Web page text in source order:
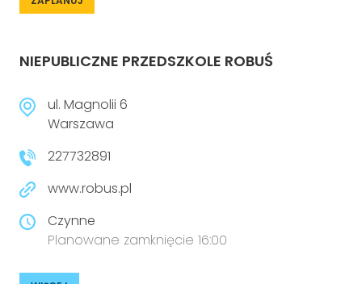
NIEPUBLICZNE PRZEDSZKOLE ROBUŚ
ul. Magnolii 6
Warszawa
227732891
www.robus.pl
Czynne
Planowane zamknięcie 16:00